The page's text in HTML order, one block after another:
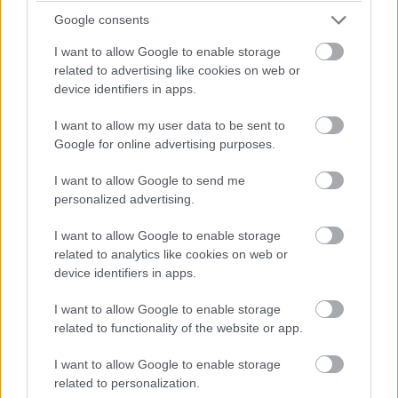
Google consents
I want to allow Google to enable storage
related to advertising like cookies on web or
device identifiers in apps.
I want to allow my user data to be sent to
Google for online advertising purposes.
I want to allow Google to send me
personalized advertising.
I want to allow Google to enable storage
related to analytics like cookies on web or
device identifiers in apps.
I want to allow Google to enable storage
related to functionality of the website or app.
I want to allow Google to enable storage
related to personalization.
balatoni kardioösvény (X)
4 és egy 8 km-es egészségügyi tanösvény nyílt
Balatonalmádiban.
#ai #mesterséges intelligencia
#warner music
Nem csak finnyásságból nem
esznek rovarokat az európaiak